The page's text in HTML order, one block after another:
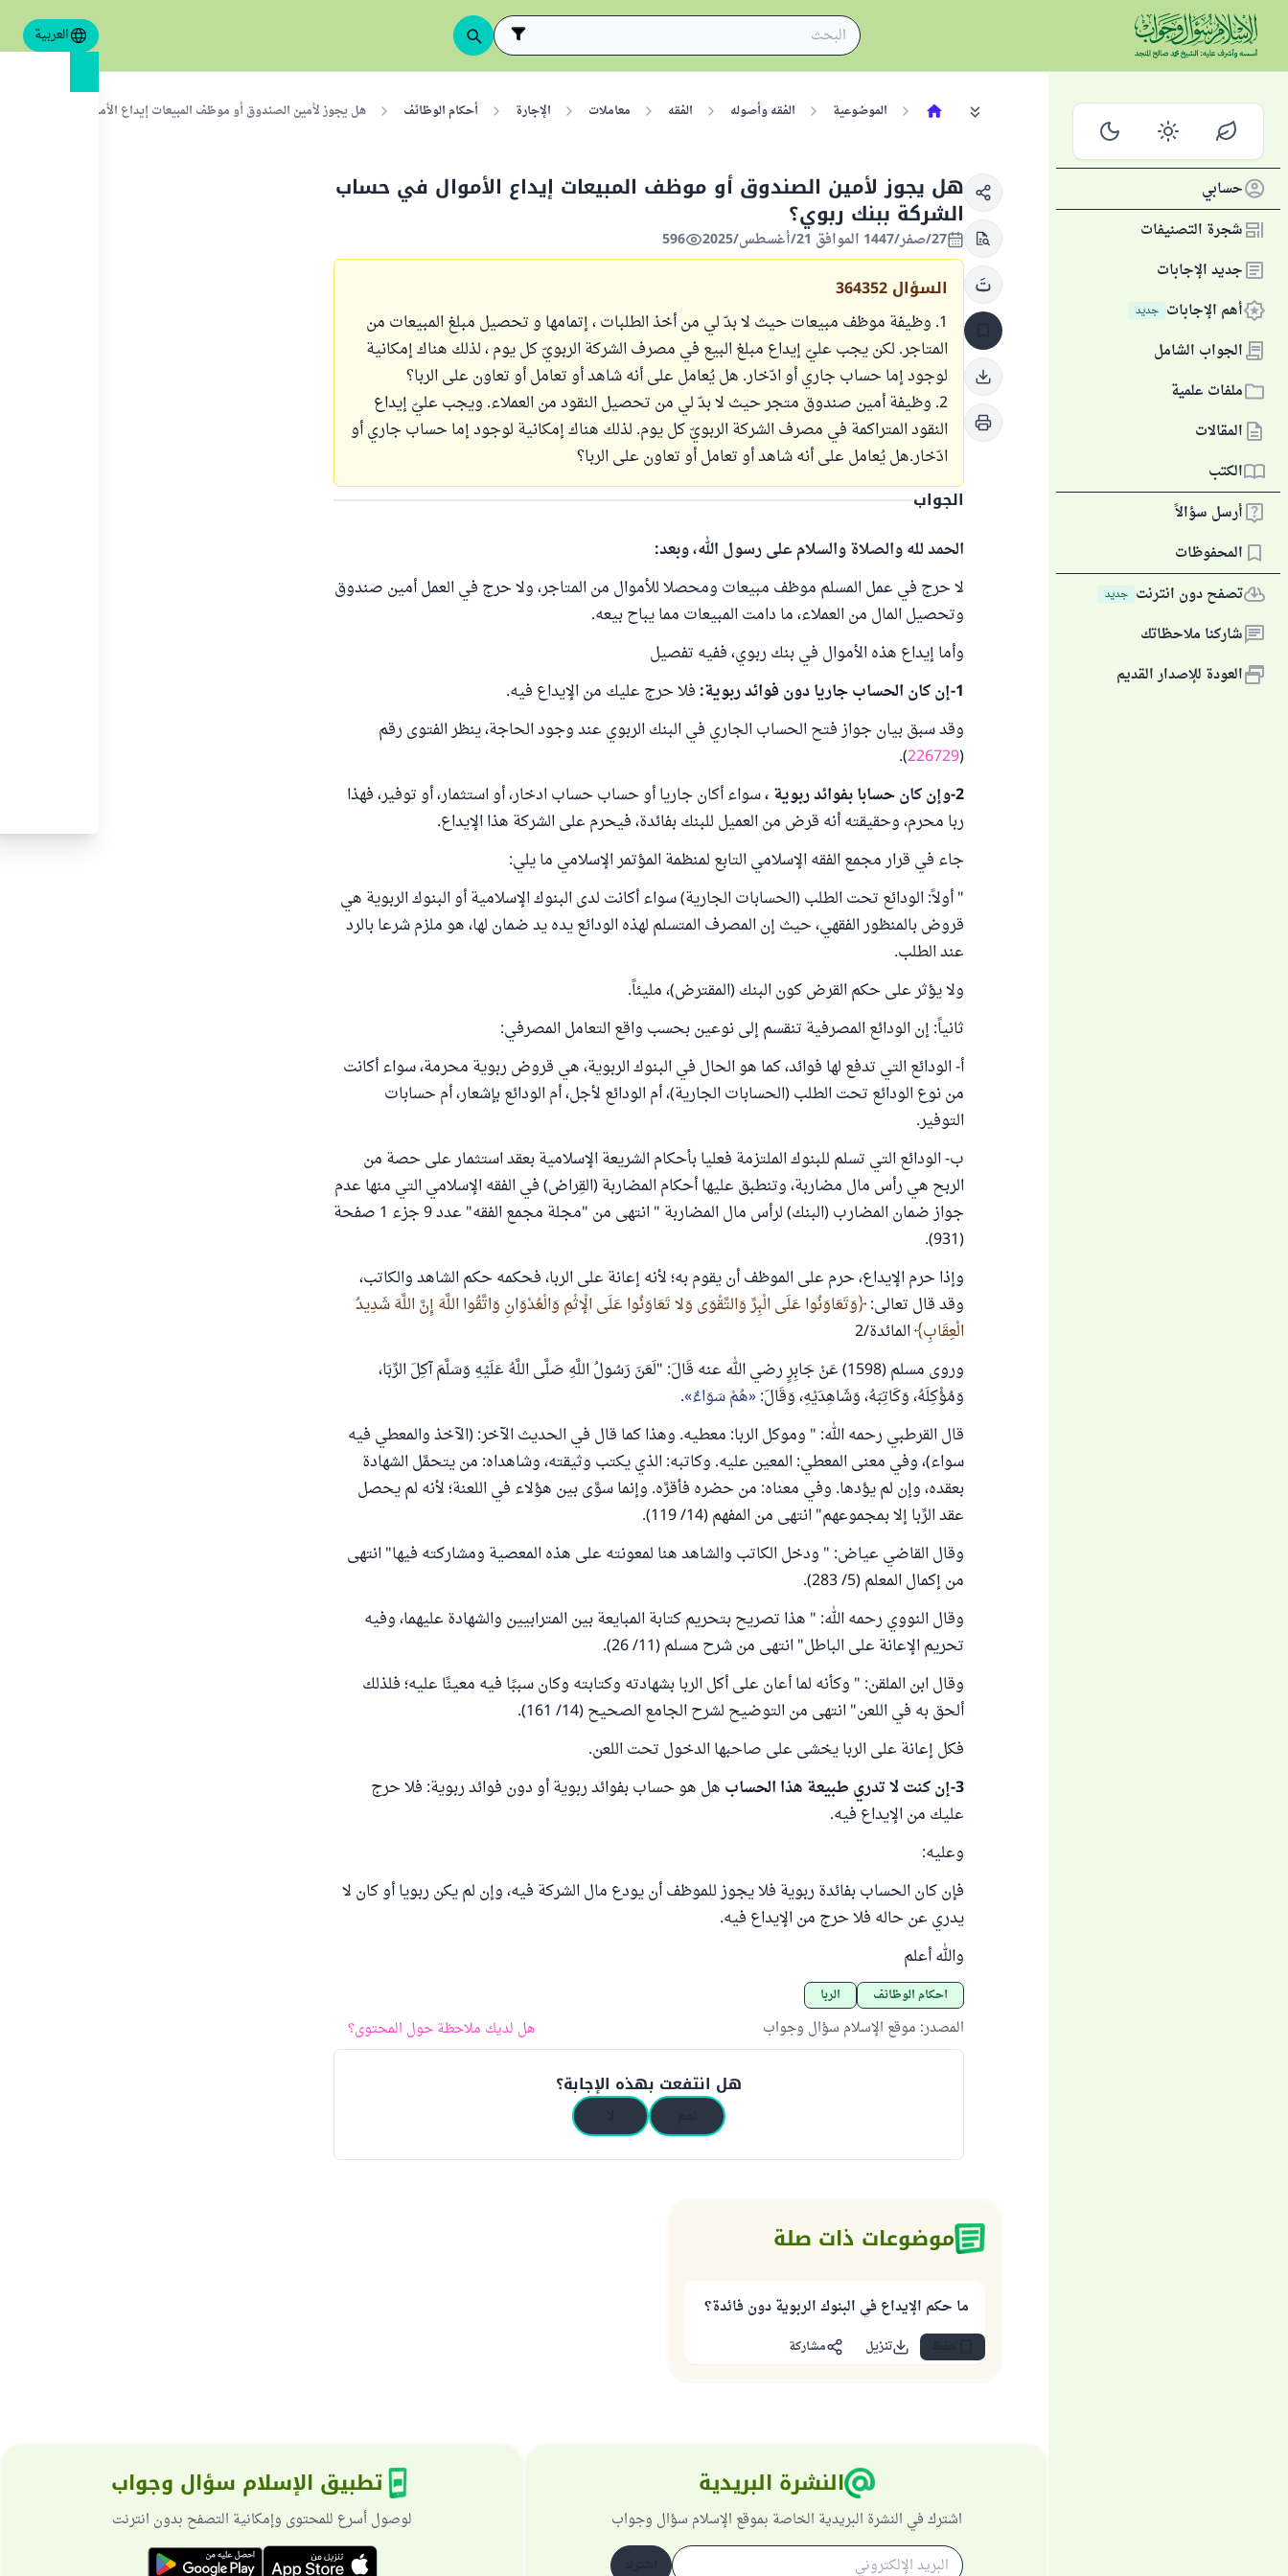
العربية
حسابي
شجرة التصنيفات
جديد الإجابات
أهم الإجابات جديد
الجواب الشامل
ملفات علمية
المقالات
الكتب
أرسل سؤالاً
المحفوظات
تصفح دون انترنت جديد
شاركنا ملاحظاتك
العودة للإصدار القديم
الموضوعية الفقه وأصوله الفقه معاملات الإجارة أحكام الوظائف هل يجوز لأمين الصندوق أو موظف المبيعات إيداع الأموال في حساب
هل يجوز لأمين الصندوق أو موظف المبيعات إيداع الأموال في حساب
الشركة ببنك ربوي؟
27/صفر/1447 الموافق 21/أغسطس/2025 596
السؤال 364352
1. وظيفة موظف مبيعات حيث لا بدّ لي من أخذ الطلبات ، إتمامها و تحصيل مبلغ المبيعات من
المتاجر. لكن يجب عليّ إيداع مبلغ البيع في مصرف الشركة الربويّ كل يوم ، لذلك هناك إمكانية
لوجود إما حساب جاري أو ادّخار. هل يُعامل على أنه شاهد أو تعامل أو تعاون على الربا؟
2. وظيفة أمين صندوق متجر حيث لا بدّ لي من تحصيل النقود من العملاء. ويجب عليّ إيداع
النقود المتراكمة في مصرف الشركة الربويّ كل يوم. لذلك هناك إمكانية لوجود إما حساب جاري أو
ادّخار.هل يُعامل على أنه شاهد أو تعامل أو تعاون على الربا؟
الجواب
الحمد لله والصلاة والسلام على رسول الله، وبعد:
لا حرج في عمل المسلم موظف مبيعات ومحصلا للأموال من المتاجر، ولا حرج في العمل أمين صندوق
وتحصيل المال من العملاء، ما دامت المبيعات مما يباح بيعه.
وأما إيداع هذه الأموال في بنك ربوي، ففيه تفصيل
1-إن كان الحساب جاريا دون فوائد ربوية:
فلا حرج عليك من الإيداع فيه.
وقد سبق بيان جواز فتح الحساب الجاري في البنك الربوي عند وجود الحاجة، ينظر الفتوى رقم
(
226729
).
2-وإن كان حسابا بفوائد ربوية ،
سواء أكان جاريا أو حساب حساب ادخار، أو استثمار، أو توفير، فهذا
ربا محرم، وحقيقته أنه قرض من العميل للبنك بفائدة، فيحرم على الشركة هذا الإيداع.
جاء في قرار مجمع الفقه الإسلامي التابع لمنظمة المؤتمر الإسلامي ما يلي:
" أولاً: الودائع تحت الطلب (الحسابات الجارية) سواء أكانت لدى البنوك الإسلامية أو البنوك الربوية هي
قروض بالمنظور الفقهي، حيث إن المصرف المتسلم لهذه الودائع يده يد ضمان لها، هو ملزم شرعا بالرد
عند الطلب.
ولا يؤثر على حكم القرض كون البنك (المقترض)، مليئاً.
ثانياً: إن الودائع المصرفية تنقسم إلى نوعين بحسب واقع التعامل المصرفي:
أ- الودائع التي تدفع لها فوائد، كما هو الحال في البنوك الربوية، هي قروض ربوية محرمة، سواء أكانت
من نوع الودائع تحت الطلب (الحسابات الجارية)، أم الودائع لأجل، أم الودائع بإشعار، أم حسابات
التوفير.
ب- الودائع التي تسلم للبنوك الملتزمة فعليا بأحكام الشريعة الإسلامية بعقد استثمار على حصة من
الربح هي رأس مال مضاربة، وتنطبق عليها أحكام المضاربة (القِراض) في الفقه الإسلامي التي منها عدم
جواز ضمان المضارب (البنك) لرأس مال المضاربة " انتهى من "مجلة مجمع الفقه" عدد 9 جزء 1 صفحة
(931).
وإذا حرم الإيداع، حرم على الموظف أن يقوم به؛ لأنه إعانة على الربا، فحكمه حكم الشاهد والكاتب،
وقد قال تعالى: وَتَعَاوَنُوا عَلَى الْبِرِّ وَالتَّقْوَى وَلا تَعَاوَنُوا عَلَى الْإثْمِ وَالْعُدْوَانِ وَاتَّقُوا اللَّهَ إِنَّ اللَّهَ شَدِيدُ
الْعِقَابِ المائدة/2
وروى مسلم (1598) عَنْ جَابِرٍ رضي الله عنه قَالَ: "لَعَنَ رَسُولُ اللَّهِ صَلَّى اللَّهُ عَلَيْهِ وَسَلَّمَ آكِلَ الرِّبَا،
وَمُؤْكِلَهُ، وَكَاتِبَهُ، وَشَاهِدَيْهِ، وَقَالَ: هُمْ سَوَاءٌ .
قال القرطبي رحمه الله: " وموكل الربا: معطيه. وهذا كما قال في الحديث الآخر: (الآخذ والمعطي فيه
سواء)، وفي معنى المعطي: المعين عليه. وكاتبه: الذي يكتب وثيقته، وشاهداه: من يتحمَّل الشهادة
بعقده، وإن لم يؤدها. وفي معناه: من حضره فأقرَّه. وإنما سوَّى بين هؤلاء في اللعنة؛ لأنه لم يحصل
عقد الرِّبا إلا بمجموعهم" انتهى من المفهم (14/ 119).
وقال القاضي عياض: " ودخل الكاتب والشاهد هنا لمعونته على هذه المعصية ومشاركته فيها" انتهى
من إكمال المعلم (5/ 283).
وقال النووي رحمه الله: " هذا تصريح بتحريم كتابة المبايعة بين المترابيين والشهادة عليهما، وفيه
تحريم الإعانة على الباطل" انتهى من شرح مسلم (11/ 26).
وقال ابن الملقن: " وكأنه لما أعان على أكل الربا بشهادته وكتابته وكان سببًا فيه معينًا عليه؛ فلذلك
ألحق به في اللعن" انتهى من التوضيح لشرح الجامع الصحيح (14/ 161).
فكل إعانة على الربا يخشى على صاحبها الدخول تحت اللعن.
3-إن كنت لا تدري طبيعة هذا الحساب
هل هو حساب بفوائد ربوية أو دون فوائد ربوية: فلا حرج
عليك من الإيداع فيه.
وعليه:
فإن كان الحساب بفائدة ربوية فلا يجوز للموظف أن يودع مال الشركة فيه، وإن لم يكن ربويا أو كان لا
يدري عن حاله فلا حرج من الإيداع فيه.
والله أعلم
أحكام الوظائف الربا
المصدر: موقع الإسلام سؤال وجواب هل لديك ملاحظة حول المحتوى؟
هل انتفعت بهذه الإجابة؟
موضوعات ذات صلة
ما حكم الإيداع في البنوك الربوية دون فائدة؟
تنزيل مشاركة
النشرة البريدية
اشترك في النشرة البريدية الخاصة بموقع الإسلام سؤال وجواب
تطبيق الإسلام سؤال وجواب
لوصول أسرع للمحتوى وإمكانية التصفح بدون انترنت